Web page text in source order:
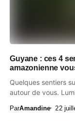
Guyane : ces 4
amazonienne
Quelques sentiers
autour de vous.
ParAmandine 22